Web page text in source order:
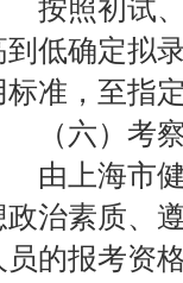
照初试、
到低确定拟
标准，至指
六）考
上海市健
政治素质、
员的报考资